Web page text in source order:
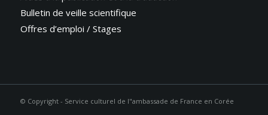
Bulletin de veille scientifique
Offres d’emploi / Stages
© Copyright - Service culturel de l"ambassade de France en Corée